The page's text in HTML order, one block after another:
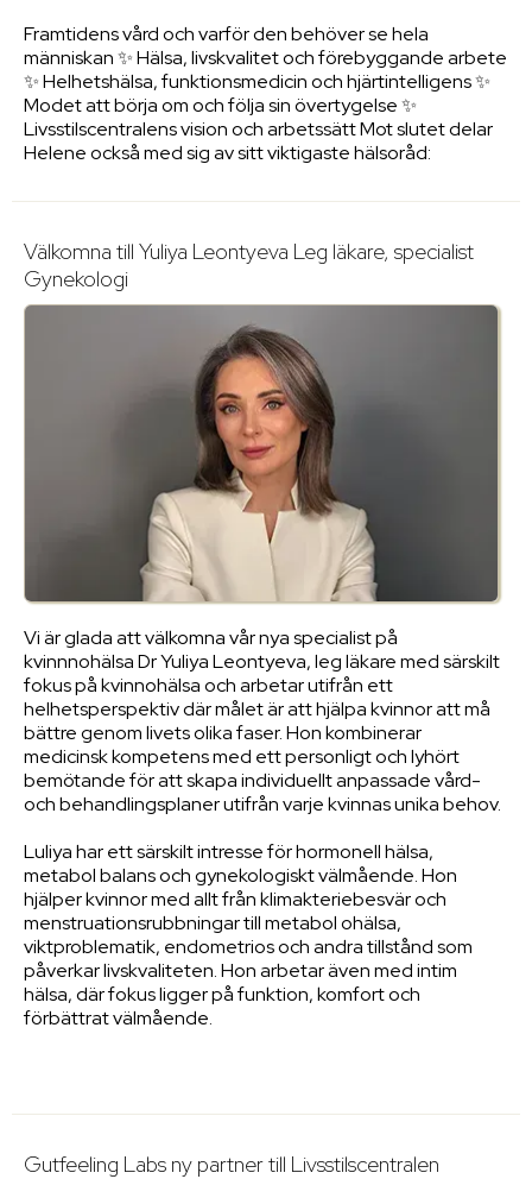
Framtidens vård och varför den behöver se hela
människan ✨ Hälsa, livskvalitet och förebyggande arbete
✨ Helhetshälsa, funktionsmedicin och hjärtintelligens ✨
Modet att börja om och följa sin övertygelse ✨
Livsstilscentralens vision och arbetssätt Mot slutet delar
Helene också med sig av sitt viktigaste hälsoråd:
Välkomna till Yuliya Leontyeva Leg läkare, specialist
Gynekologi
Vi är glada att välkomna vår nya specialist på
kvinnnohälsa DrYuliya Leontyeva, leg läkare med särskilt
fokus på kvinnohälsa och arbetar utifrån ett
helhetsperspektiv där målet är att hjälpa kvinnor att må
bättre genom livets olika faser. Hon kombinerar
medicinsk kompetens med ett personligt och lyhört
bemötande för att skapa individuellt anpassade vård-
och behandlingsplaner utifrån varje kvinnas unika behov.
Luliya har ett särskilt intresse för hormonell hälsa,
metabol balans och gynekologiskt välmående. Hon
hjälper kvinnor med allt från klimakteriebesvär och
menstruationsrubbningar till metabol ohälsa,
viktproblematik, endometrios och andra tillstånd som
påverkar livskvaliteten. Hon arbetar även med intim
hälsa, där fokus ligger på funktion, komfort och
förbättrat välmående.
Gutfeeling Labs ny partner till Livsstilscentralen